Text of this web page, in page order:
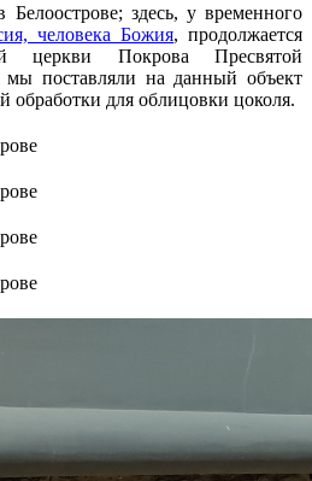
здесь, у временного
человека Божия, продолжается
церкви Покрова Пресвятой
поставляли на данный объект
обработки для облицовки цоколя.